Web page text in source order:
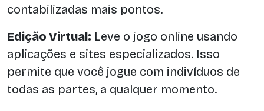
contabilizadas mais pontos.
Edição Virtual: Leve o jogo online usando
aplicações e sites especializados. Isso
permite que você jogue com indivíduos de
todas as partes, a qualquer momento.